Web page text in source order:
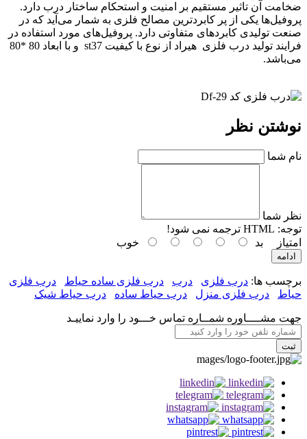
ضخامت آن تاثیر مستقیم بر امنیت و استحکام ساختار درب دارد.
پروفیل‌ها یکی از پر کابرد‌ترین مصالح فلزی به شمار می‌آید که در
صنعت تولیدی کابردهای متفاوتی دارد. پروفیل‌های مورد استفاده در
فرایند تولید درب فلزی هیراد از نوع با کیفیت st37 و با ابعاد 80 *80
می‌باشد.
نوشتن نظر
نام شما
نظر شما
توجه:
امتیاز
بد خوب
ادامه
برچسب ها: درب فلزی درب درب فلزی ساده حیاط
درب فلزی
حیاط
درب فلزی منزل درب حیاط ساده درب حیاط شیک
جهت مشــــاوره شمــاره تماس خـــود را وارد نماييـد
ثبت